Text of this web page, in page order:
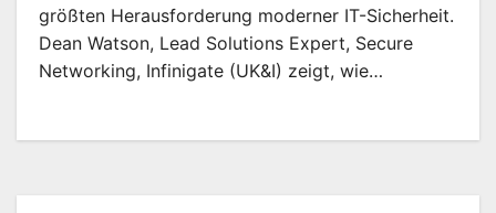
größten Herausforderung moderner IT-Sicherheit.
Dean Watson, Lead Solutions Expert, Secure
Networking, Infinigate (UK&I) zeigt, wie…